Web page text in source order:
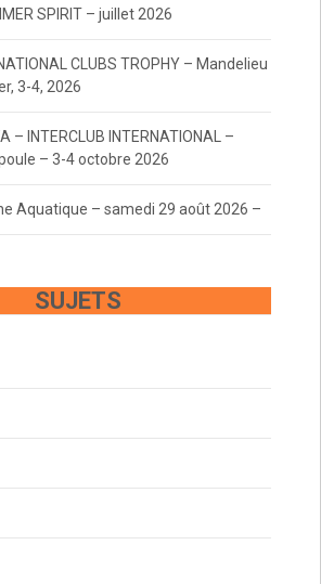
SPIRIT – juillet 2026
CLUBS TROPHY – Mandelieu
3-4, 2026
– INTERCLUB INTERNATIONAL –
– 3-4 octobre 2026
Aquatique – samedi 29 août 2026 –
SUJETS